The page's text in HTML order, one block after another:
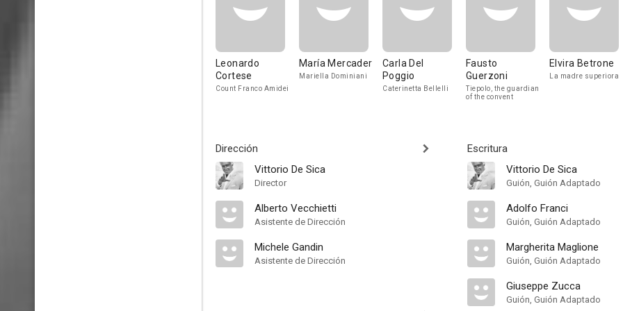
Leonardo
Cortese
Count Franco Amidei
María Mercader
Mariella Dominiani
Carla Del
Poggio
Caterinetta Bellelli
Fausto
Guerzoni
Tiepolo, the guardian
of the convent
Elvira Betrone
La madre superiora
Dirección
Vittorio De Sica
Director
Alberto Vecchietti
Asistente de Dirección
Michele Gandin
Asistente de Dirección
Escritura
Vittorio De Sica
Guión, Guión Adaptado
Adolfo Franci
Guión, Guión Adaptado
Margherita Maglione
Guión, Guión Adaptado
Giuseppe Zucca
Guión, Guión Adaptado